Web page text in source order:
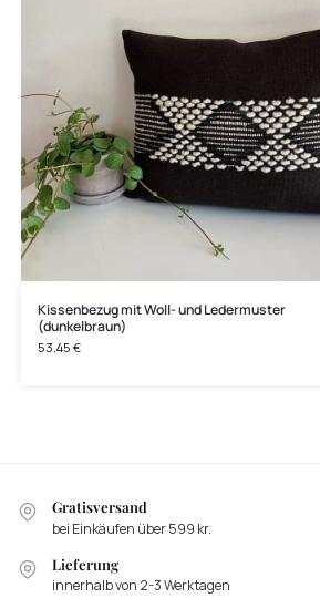
Kissenbezug mit Woll- und Ledermuster
(dunkelbraun)
53,45 €
Gratisversand
bei Einkäufen über 599 kr.
Lieferung
innerhalb von 2-3 Werktagen